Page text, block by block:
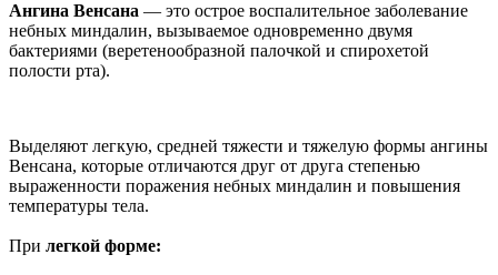
Ангина Венсана — это острое воспалительное заболевание
небных миндалин, вызываемое одновременно двумя
бактериями (веретенообразной палочкой и спирохетой
полости рта).
Выделяют легкую, средней тяжести и тяжелую формы ангины
Венсана, которые отличаются друг от друга степенью
выраженности поражения небных миндалин и повышения
температуры тела.
При легкой форме: